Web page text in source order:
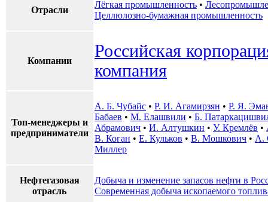
Отрасли
Лёгкая промышленность •
Целлюлозно-бумажная промышленность
Компании
Российская
компания
Топ-менеджеры и
предприниматели
А. Б. Чубайс • Р. И. Агамирзян • Р. Я.
Бабаев • М. Елашвили • Б.
Абрамович • И. Алтушкин • У. Кремлёв •
В. Коган • Е. Кульков • В. Мошкович • А.
Миллер
Нефтегазовая
отрасль
Добыча и изменение запасов нефти в
Современная добыча ископаемого